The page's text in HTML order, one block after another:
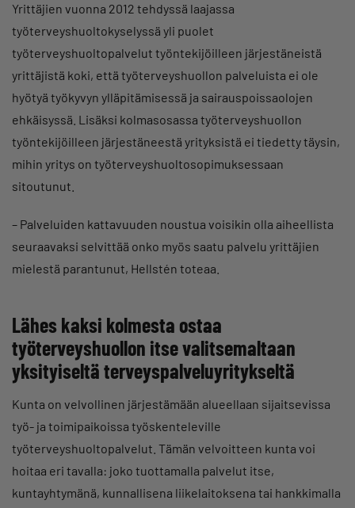
Yrittäjien vuonna 2012 tehdyssä laajassa
työterveyshuoltokyselyssä yli puolet
työterveyshuoltopalvelut työntekijöilleen järjestäneistä
yrittäjistä koki, että työterveyshuollon palveluista ei ole
hyötyä työkyvyn ylläpitämisessä ja sairauspoissaolojen
ehkäisyssä. Lisäksi kolmasosassa työterveyshuollon
työntekijöilleen järjestäneestä yrityksistä ei tiedetty täysin,
mihin yritys on työterveyshuoltosopimuksessaan
sitoutunut.
– Palveluiden kattavuuden noustua voisikin olla aiheellista
seuraavaksi selvittää onko myös saatu palvelu yrittäjien
mielestä parantunut, Hellstén toteaa.
Lähes kaksi kolmesta ostaa
työterveyshuollon itse valitsemaltaan
yksityiseltä terveyspalveluyritykseltä
Kunta on velvollinen järjestämään alueellaan sijaitsevissa
työ- ja toimipaikoissa työskenteleville
työterveyshuoltopalvelut. Tämän velvoitteen kunta voi
hoitaa eri tavalla: joko tuottamalla palvelut itse,
kuntayhtymänä, kunnallisena liikelaitoksena tai hankkimalla